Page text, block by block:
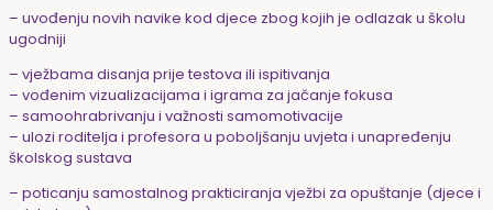
– uvođenju novih navike kod djece zbog kojih je odlazak u školu
ugodniji
– vježbama disanja prije testova ili ispitivanja
– vođenim vizualizacijama i igrama za jačanje fokusa
– samoohrabrivanju i važnosti samomotivacije
– ulozi roditelja i profesora u poboljšanju uvjeta i unapređenju
školskog sustava
– poticanju samostalnog prakticiranja vježbi za opuštanje (djece i